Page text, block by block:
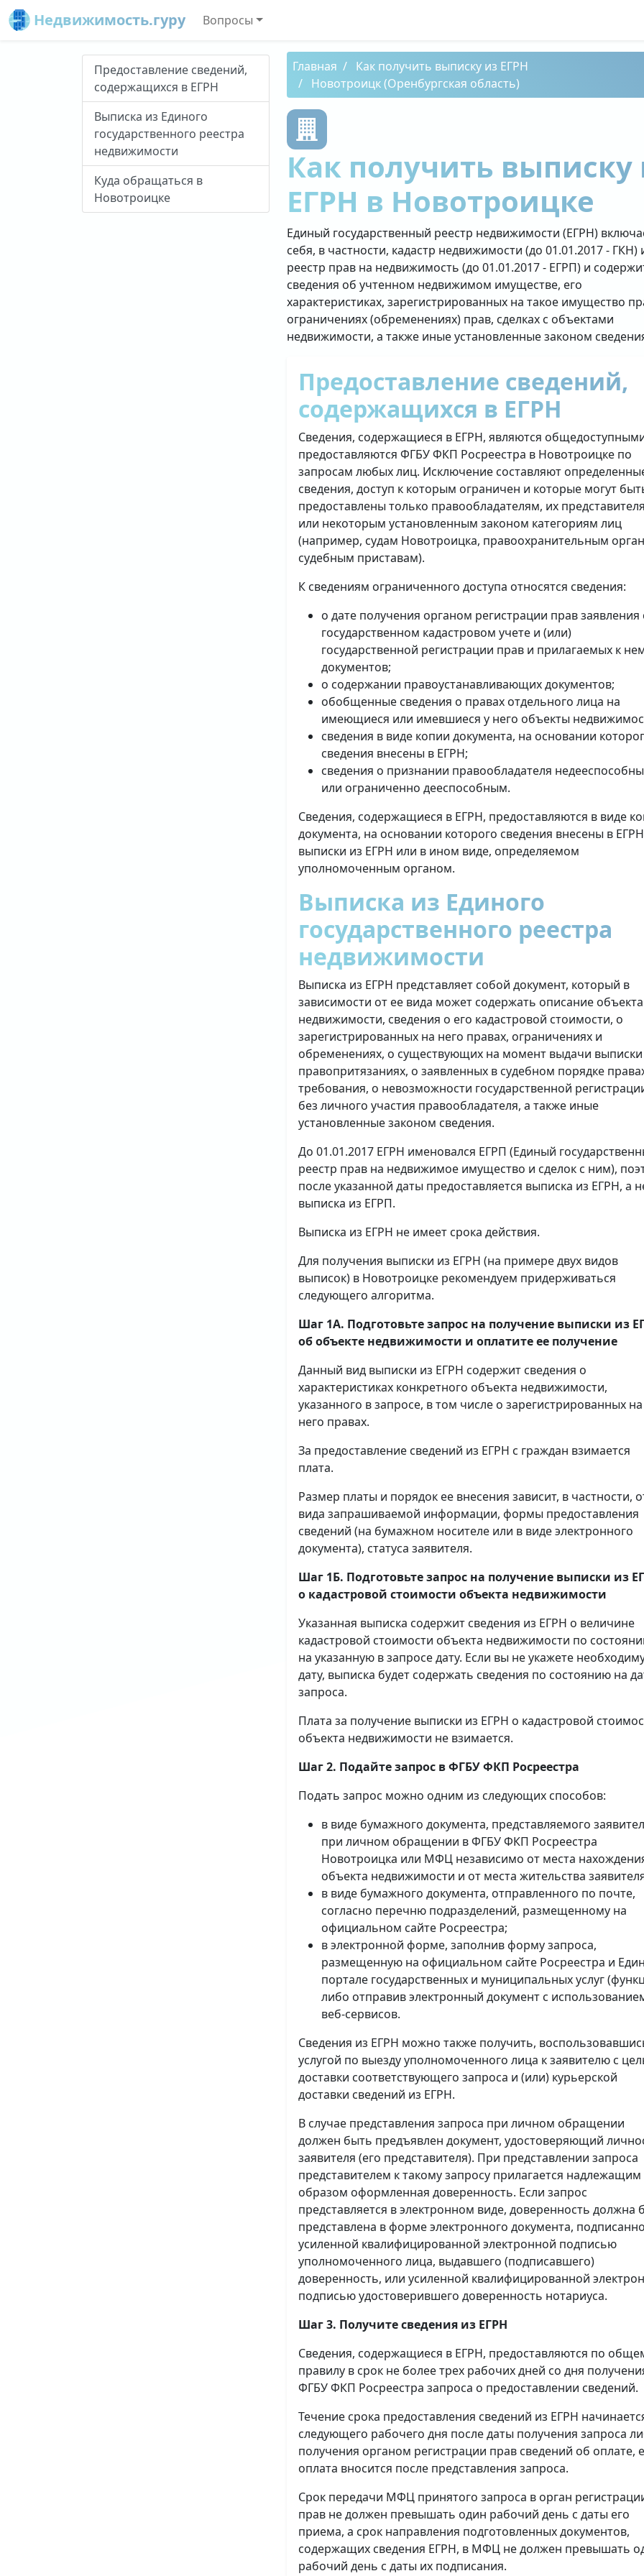
Недвижимость.гуру Вопросы
Предоставление сведений,
содержащихся в ЕГРН
Выписка из Единого
государственного реестра
недвижимости
Куда обращаться в
Новотроицке
Главная
Как получить выписку из ЕГРН
Новотроицк (Оренбургская область)
Как получить выписку
ЕГРН в Новотроицке
Единый государственный реестр недвижимости (ЕГРН)
себя, в частности, кадастр недвижимости (до 01.01.2017 - ГКН)
реестр прав на недвижимость (до 01.01.2017 - ЕГРП) и
сведения об учтенном недвижимом имуществе, его
характеристиках, зарегистрированных на такое имущество
ограничениях (обременениях) прав, сделках с объектами
недвижимости, а также иные установленные законом
Предоставление сведений,
содержащихся в ЕГРН
Сведения, содержащиеся в ЕГРН, являются
предоставляются ФГБУ ФКП Росреестра в Новотроицке по
запросам любых лиц. Исключение составляют
сведения, доступ к которым ограничен и которые могут
предоставлены только правообладателям, их
или некоторым установленным законом категориям лиц
(например, судам Новотроицка, правоохранительным
судебным приставам).
К сведениям ограниченного доступа относятся сведения:
о дате получения органом регистрации прав заявления
государственном кадастровом учете и (или)
государственной регистрации прав и прилагаемых к
документов;
о содержании правоустанавливающих документов;
обобщенные сведения о правах отдельного лица на
имеющиеся или имевшиеся у него объекты
сведения в виде копии документа, на основании
сведения внесены в ЕГРН;
сведения о признании правообладателя
или ограниченно дееспособным.
Сведения, содержащиеся в ЕГРН, предоставляются в виде
документа, на основании которого сведения внесены в
выписки из ЕГРН или в ином виде, определяемом
уполномоченным органом.
Выписка из Единого
государственного реестра
недвижимости
Выписка из ЕГРН представляет собой документ, который в
зависимости от ее вида может содержать описание объекта
недвижимости, сведения о его кадастровой стоимости, о
зарегистрированных на него правах, ограничениях и
обременениях, о существующих на момент выдачи выписки
правопритязаниях, о заявленных в судебном порядке
требования, о невозможности государственной
без личного участия правообладателя, а также иные
установленные законом сведения.
До 01.01.2017 ЕГРН именовался ЕГРП (Единый
реестр прав на недвижимое имущество и сделок с ним),
после указанной даты предоставляется выписка из ЕГРН, а
выписка из ЕГРП.
Выписка из ЕГРН не имеет срока действия.
Для получения выписки из ЕГРН (на примере двух видов
выписок) в Новотроицке рекомендуем придерживаться
следующего алгоритма.
Шаг 1А. Подготовьте запрос на получение выписки из
об объекте недвижимости и оплатите ее получение
Данный вид выписки из ЕГРН содержит сведения о
характеристиках конкретного объекта недвижимости,
указанного в запросе, в том числе о зарегистрированных на
него правах.
За предоставление сведений из ЕГРН с граждан взимается
плата.
Размер платы и порядок ее внесения зависит, в частности,
вида запрашиваемой информации, формы предоставления
сведений (на бумажном носителе или в виде электронного
документа), статуса заявителя.
Шаг 1Б. Подготовьте запрос на получение выписки из
о кадастровой стоимости объекта недвижимости
Указанная выписка содержит сведения из ЕГРН о величине
кадастровой стоимости объекта недвижимости по
на указанную в запросе дату. Если вы не укажете
дату, выписка будет содержать сведения по состоянию на
запроса.
Плата за получение выписки из ЕГРН о кадастровой
объекта недвижимости не взимается.
Шаг 2. Подайте запрос в ФГБУ ФКП Росреестра
Подать запрос можно одним из следующих способов:
в виде бумажного документа, представляемого
при личном обращении в ФГБУ ФКП Росреестра
Новотроицка или МФЦ независимо от места
объекта недвижимости и от места жительства
в виде бумажного документа, отправленного по почте,
согласно перечню подразделений, размещенному на
официальном сайте Росреестра;
в электронной форме, заполнив форму запроса,
размещенную на официальном сайте Росреестра и
портале государственных и муниципальных услуг
либо отправив электронный документ с
веб-сервисов.
Сведения из ЕГРН можно также получить,
услугой по выезду уполномоченного лица к заявителю с
доставки соответствующего запроса и (или) курьерской
доставки сведений из ЕГРН.
В случае представления запроса при личном обращении
должен быть предъявлен документ, удостоверяющий
заявителя (его представителя). При представлении запроса
представителем к такому запросу прилагается надлежащим
образом оформленная доверенность. Если запрос
представляется в электронном виде, доверенность должна
представлена в форме электронного документа,
усиленной квалифицированной электронной подписью
уполномоченного лица, выдавшего (подписавшего)
доверенность, или усиленной квалифицированной
подписью удостоверившего доверенность нотариуса.
Шаг 3. Получите сведения из ЕГРН
Сведения, содержащиеся в ЕГРН, предоставляются по
правилу в срок не более трех рабочих дней со дня
ФГБУ ФКП Росреестра запроса о предоставлении сведений.
Течение срока предоставления сведений из ЕГРН
следующего рабочего дня после даты получения запроса
получения органом регистрации прав сведений об оплате,
оплата вносится после представления запроса.
Срок передачи МФЦ принятого запроса в орган
прав не должен превышать один рабочий день с даты его
приема, а срок направления подготовленных документов,
содержащих сведения ЕГРН, в МФЦ не должен превышать
рабочий день с даты их подписания.